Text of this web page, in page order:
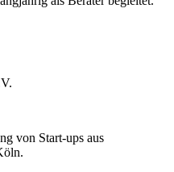
von Start-ups aus